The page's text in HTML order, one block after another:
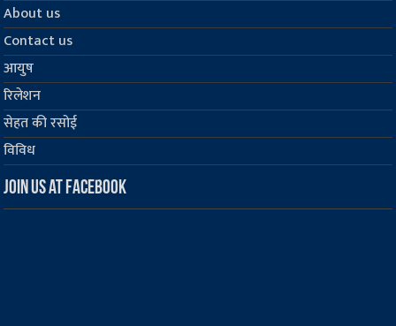
About us
Contact us
आयुष
रिलेशन
सेहत की रसोई
विविध
Join us at Facebook